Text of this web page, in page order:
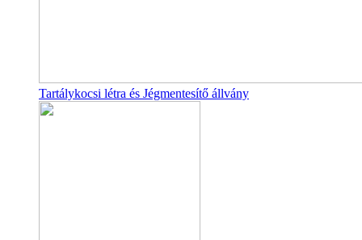
Tartálykocsi létra és Jégmentesítő állvány